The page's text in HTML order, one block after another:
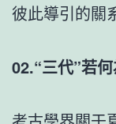
彼此導引的關
02.“三代”若